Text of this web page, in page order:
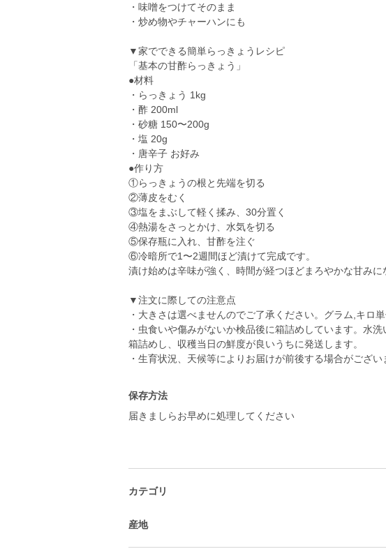
・味噌をつけてそのまま
・炒め物やチャーハンにも
▼家でできる簡単らっきょうレシピ
「基本の甘酢らっきょう」
●材料
・らっきょう 1kg
・酢 200ml
・砂糖 150〜200g
・塩 20g
・唐辛子 お好み
●作り方
①らっきょうの根と先端を切る
②薄皮をむく
③塩をまぶして軽く揉み、30分置く
④熱湯をさっとかけ、水気を切る
⑤保存瓶に入れ、甘酢を注ぐ
⑥冷暗所で1〜2週間ほど漬けて完成です。
漬け始めは辛味が強く、時間が経つほどまろやかな甘みに
▼注文に際しての注意点
・大きさは選べませんのでご了承ください。グラム,キロ単
・虫食いや傷みがないか検品後に箱詰めしています。水
箱詰めし、収穫当日の鮮度が良いうちに発送します。
・生育状況、天候等によりお届けが前後する場合がござい
保存方法
届きましらお早めに処理してください
カテゴリ
産地